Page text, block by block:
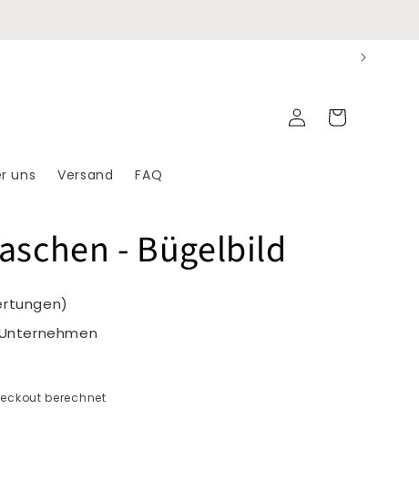
uns Versand FAQ
EinloggenWarenkorb
- Bügelbild
berechnet